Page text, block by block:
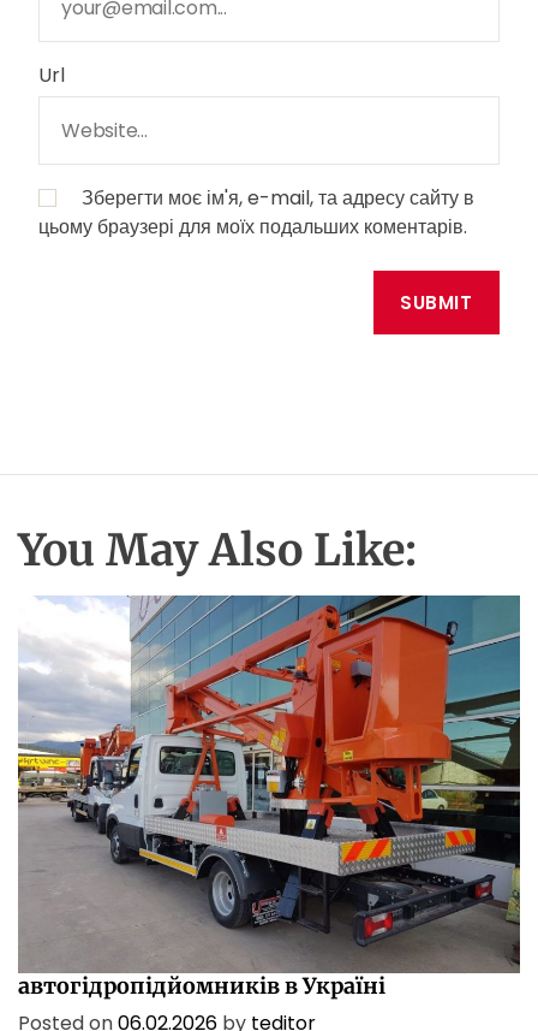
Url
Зберегти моє ім'я, e-mail, та адресу сайту в
цьому браузері для моїх подальших коментарів.
You May Also Like:
Характеристики і сфери застосування
автогідропідйомників в Україні
Posted on06.02.2026 by teditor